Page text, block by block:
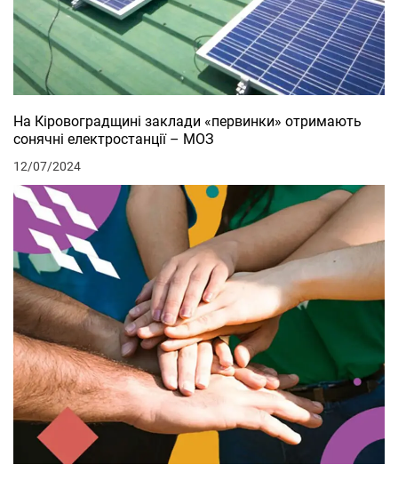
На Кіровоградщині заклади «первинки» отримають
сонячні електростанції – МОЗ
12/07/2024